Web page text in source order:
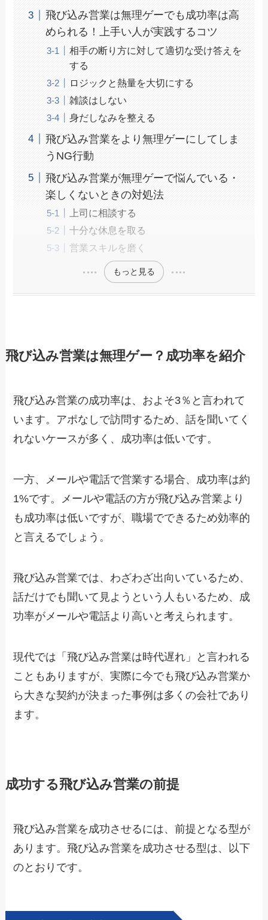
飛び込み営業は無理ゲーでも成功率は高
められる！上手い人が実践するコツ
相手の断り方に対して適切な受け答えを
する
ロジックと熱量を大切にする
雑談はしない
身だしなみを整える
飛び込み営業をより無理ゲーにしてしま
うNG行動
飛び込み営業が無理ゲーで悩んでいる・
楽しくないときの対処法
上司に相談する
十分な休息を取る
営業スキルを磨く
もっと見る
飛び込み営業は無理ゲー？成功率を紹介
飛び込み営業の成功率は、およそ3％と言われて
います。アポなしで訪問するため、話を聞いてく
れないケースが多く、成功率は低いです。
一方、メールや電話で営業する場合、成功率は約
1%です。メールや電話の方が飛び込み営業より
も成功率は低いですが、職場でできるため効率的
と言えるでしょう。
飛び込み営業では、わざわざ出向いているため、
話だけでも聞いて見ようという人もいるため、成
功率がメールや電話より高いと考えられます。
現代では「飛び込み営業は時代遅れ」と言われる
こともありますが、実際に今でも飛び込み営業か
ら大きな契約が決まった事例は多くの会社であり
ます。
成功する飛び込み営業の前提
飛び込み営業を成功させるには、前提となる型が
あります。飛び込み営業を成功させる型は、以下
のとおりです。